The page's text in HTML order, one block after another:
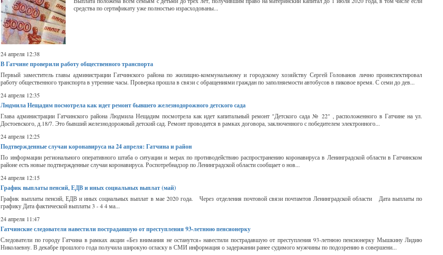
средства по сертификату уже полностью израсходованы...
24 апреля 12:38
В Гатчине проверили работу общественного транспорта
Первый заместитель главы администрации Гатчинского района по жилищно-коммунальному и городскому хозяйству Сергей Голованов лично проинспектировал
работу общественного транспорта в утренние часы. Проверка прошла в связи с обращениями граждан по заполняемости автобусов в пиковое время. С семи до дев...
24 апреля 12:35
Людмила Нещадим посмотрела как идет ремонт бывшего железнодорожного детского сада
Глава администрации Гатчинского района Людмила Нещадим посмотрела как идет капитальный ремонт "Детского сада № 22" , расположенного в Гатчине на ул.
Достоевского, д.18/7. Это бывший железнодорожный детский сад. Ремонт проводится в рамках договора, заключенного с победителем электронного...
24 апреля 12:25
Подтвержденные случаи коронавируса на 24 апреля: Гатчина и район
По информации регионального оперативного штаба о ситуации и мерах по противодействию распространению коронавируса в Ленинградской области в Гатчинском
районе есть новые подтвержденные случаи коронавируса. Роспотребнадзор по Ленинградской области сообщает о нов...
24 апреля 12:15
График выплаты пенсий, ЕДВ и иных социальных выплат (май)
График выплаты пенсий, ЕДВ и иных социальных выплат в мае 2020 года. Через отделения почтовой связи почтамтов Ленинградской области Дата выплаты по
графику Дата фактической выплаты 3 - 4 4 ма...
24 апреля 11:47
Гатчинские следователи навестили пострадавшую от преступления 93-летнюю пенсионерку
Следователи по городу Гатчина в рамках акции «Без внимания не останутся» навестили пострадавшую от преступления 93-летнюю пенсионерку Мышкину Лидию
Николаевну. В декабре прошлого года получила широкую огласку в СМИ информация о задержании ранее судимого мужчины по подозрению в совершени...